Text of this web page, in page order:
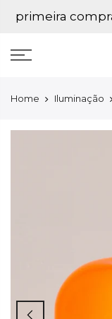
paraprimeira
Home Iluminação